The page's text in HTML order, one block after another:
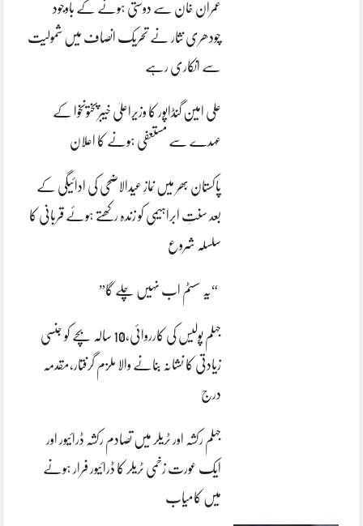
عمران خان سے دوستی ہونے کے باوجود
چودھری نثار نے تحریک انصاف میں شمولیت
سے انکاری رہے
علی امین گنڈاپور کا وزیراعلیٰ خیبرپختونخوا کے
عہدے سے مستعفی ہونے کا اعلان
پاکستان بھر میں نمازِ عیدالاضحی کی ادائیگی کے
بعد سنتِ ابراہیمی کو زندہ رکھتے ہوئے قربانی کا
سلسلہ شروع
“یہ سسٹم اب نہیں چلے گا”
جہلم پولیس کی کارروائی،10 سالہ بچے کو جنسی
زیادتی کا نشانہ بنانے والا ملزم گرفتار،مقدمہ
درج
جہلم رکشہ اور ٹریلر میں تصادم رکشہ ڈرائیور اور
ایک عورت زخمی ٹریلر کا ڈرائیور فرار ہونے
میں کامیاب